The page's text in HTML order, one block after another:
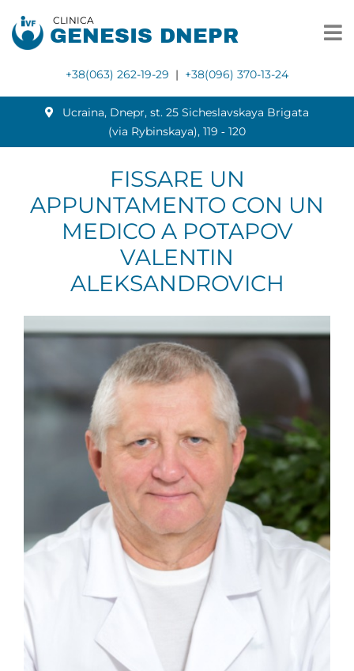
CLINICA
GENESIS DNEPR
+38(063) 262-19-29 | +38(096) 370-13-24
Ucraina, Dnepr, st. 25 Sicheslavskaya Brigata
(via Rybinskaya), 119 ‑ 120
FISSARE UN
APPUNTAMENTO CON UN
MEDICO A POTAPOV
VALENTIN
ALEKSANDROVICH